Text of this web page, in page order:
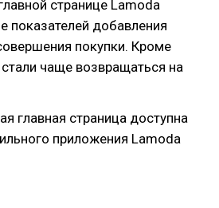
странице Lamoda
показателей добавления
покупки. Кроме
стали чаще возвращаться на
главная страница доступна
приложения Lamoda